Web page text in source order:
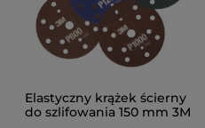
Elastyczny krążek ścierny
do szlifowania 150 mm 3M